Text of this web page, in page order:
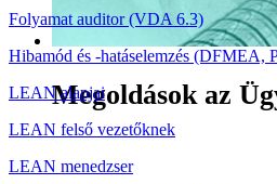
Megoldások az
Folyamat auditor (VDA 6.3)
Hibamód és -hatáselemzés
LEAN alapjai
LEAN felső vezetőknek
LEAN menedzser